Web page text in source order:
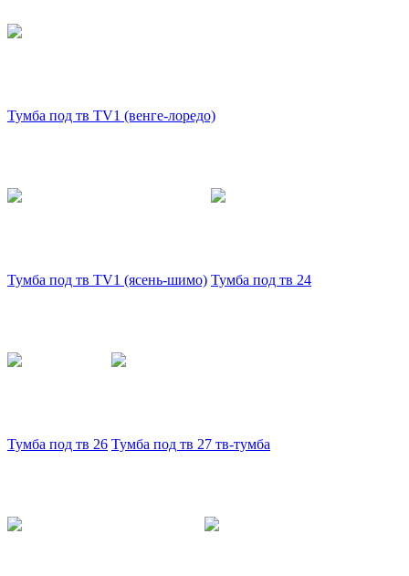
Тумба под тв TV1 (венге-лоредо)
Тумба под тв TV1 (ясень-шимо) Тумба под тв 24
Тумба под тв 26 Тумба под тв 27 тв-тумба